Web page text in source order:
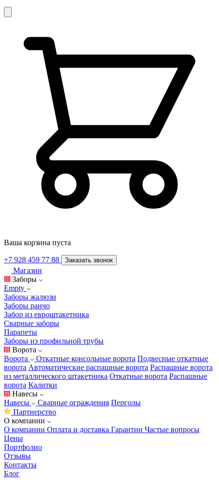
Ваша корзина пуста
+7 928 459 77 88 Заказать звонок
Магазин
Заборы
Empty
Заборы жалюзи
Заборы ранчо
Забор из евроштакетника
Сварные заборы
Парапеты
Заборы из профильной трубы
Ворота
Ворота
Откатные консольные ворота Подвесные откатные
ворота Автоматические распашные ворота Распашные ворота
из металлического штакетника Откатные ворота Распашные
ворота Калитки
Навесы
Навесы
Сварные ограждения Перголы
Партнерство
О компании
О компании Оплата и доставка Гарантии Частые вопросы
Цены
Портфолио
Отзывы
Контакты
Блог